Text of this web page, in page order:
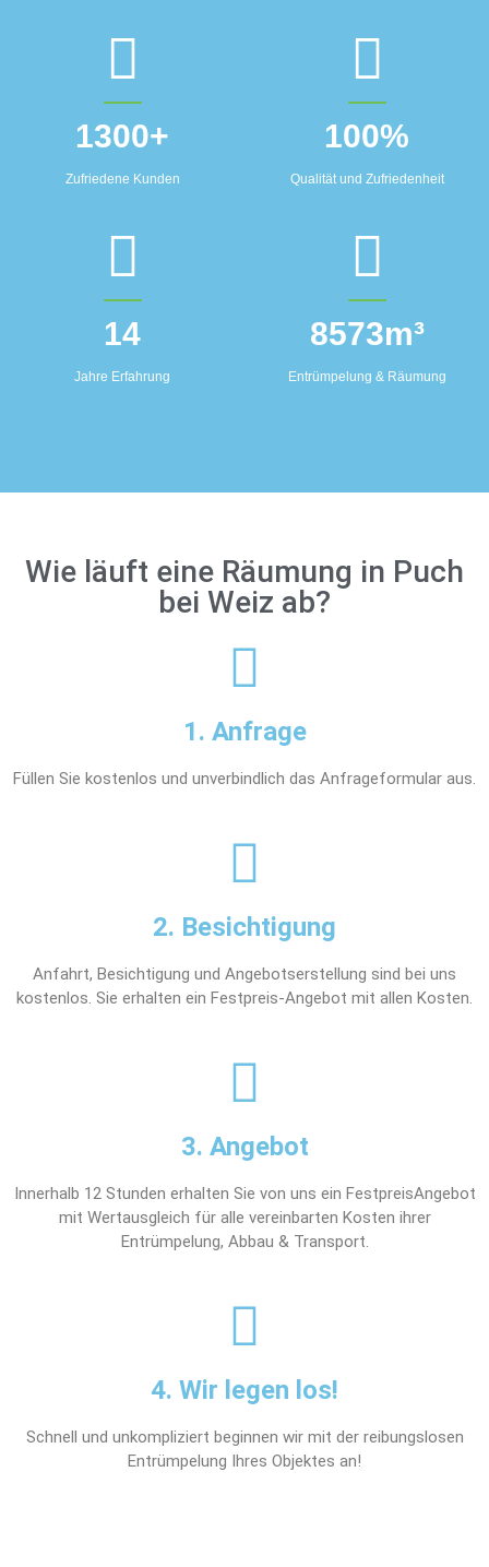
1300+
Zufriedene Kunden
100%
Qualität und Zufriedenheit
14
Jahre Erfahrung
8573m³
Entrümpelung & Räumung
Wie läuft eine Räumung in Puch
bei Weiz ab?
1. Anfrage
Füllen Sie kostenlos und unverbindlich das Anfrageformular aus.
2. Besichtigung
Anfahrt, Besichtigung und Angebotserstellung sind bei uns
kostenlos. Sie erhalten ein Festpreis-Angebot mit allen Kosten.
3. Angebot
Innerhalb 12 Stunden erhalten Sie von uns ein FestpreisAngebot
mit Wertausgleich für alle vereinbarten Kosten ihrer
Entrümpelung, Abbau & Transport.
4. Wir legen los!
Schnell und unkompliziert beginnen wir mit der reibungslosen
Entrümpelung Ihres Objektes an!